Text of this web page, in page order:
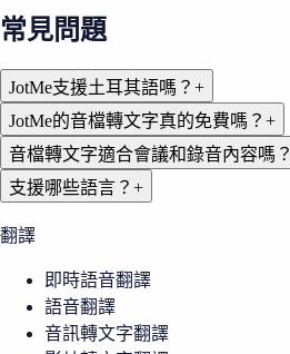
常見問題
JotMe支援土耳其語嗎？ +
JotMe的音檔轉文字真的免費嗎？ +
音檔轉文字適合會議和錄音內容嗎？
支援哪些語言？ +
翻譯
即時語音翻譯
語音翻譯
音訊轉文字翻譯